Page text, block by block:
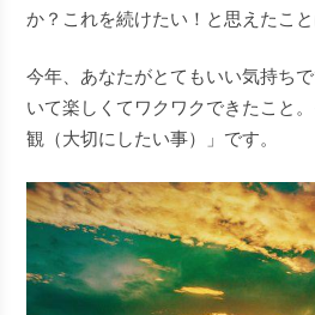
か？これを続けたい！と思えたこ
今年、あなたがとてもいい気持ち
いて楽しくてワクワクできたこと
観（大切にしたい事）」です。